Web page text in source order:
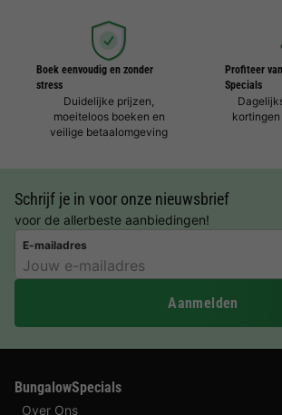
Boek eenvoudig en zonder
stress
Duidelijke prijzen,
moeiteloos boeken en
veilige betaalomgeving
Profiteer
Specials
Schrijf je in voor onze nieuwsbrief
voor de allerbeste aanbiedingen!
E-mailadres
Aanmelden
BungalowSpecials
Over Ons